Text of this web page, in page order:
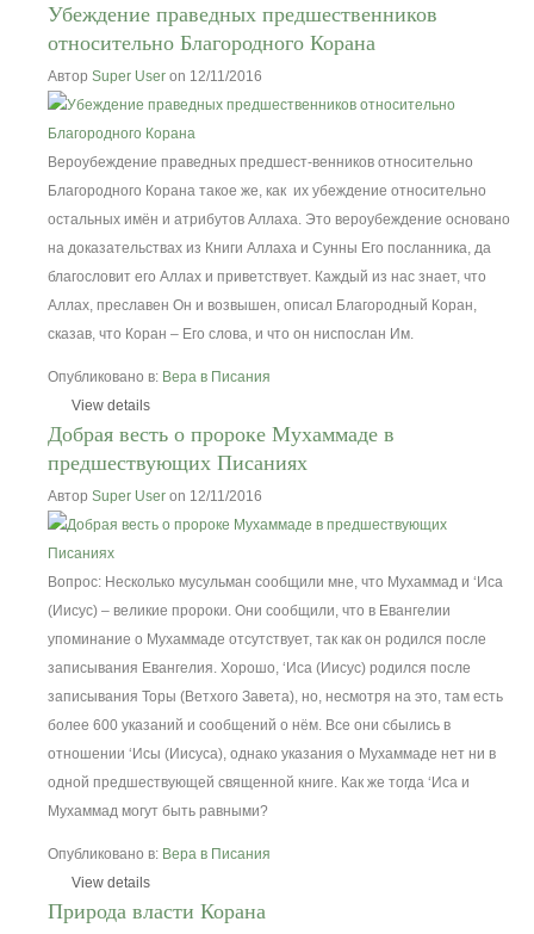
Убеждение праведных предшественников
относительно Благородного Корана
Автор Super User on 12/11/2016
Вероубеждение праведных предшест-венников относительно
Благородного Корана такое же, как их убеждение относительно
остальных имён и атрибутов Аллаха. Это вероубеждение основано
на доказательствах из Книги Аллаха и Сунны Его посланника, да
благословит его Аллах и приветствует. Каждый из нас знает, что
Аллах, преславен Он и возвышен, описал Благородный Коран,
сказав, что Коран – Его слова, и что он ниспослан Им.
Опубликовано в: Вера в Писания
View details
Добрая весть о пророке Мухаммаде в
предшествующих Писаниях
Автор Super User on 12/11/2016
Вопрос: Несколько мусульман сообщили мне, что Мухаммад и ‘Иса
(Иисус) – великие пророки. Они сообщили, что в Евангелии
упоминание о Мухаммаде отсутствует, так как он родился после
записывания Евангелия. Хорошо, ‘Иса (Иисус) родился после
записывания Торы (Ветхого Завета), но, несмотря на это, там есть
более 600 указаний и сообщений о нём. Все они сбылись в
отношении ‘Исы (Иисуса), однако указания о Мухаммаде нет ни в
одной предшествующей священной книге. Как же тогда ‘Иса и
Мухаммад могут быть равными?
Опубликовано в: Вера в Писания
View details
Природа власти Корана